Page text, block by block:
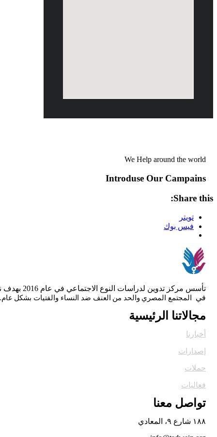
We Help around the world
Introduse Our Campains
Share this:
تويتر
فيس بوك
تأسس
في
المجتمع المصري والحد من العنف ضد النساء والفتيات بشكل عام.
مجالاتنا الرئيسية
أخبارنا
إصدارات
حملات
فعاليات
تواصل معنا
١٨٨ شارع ٩، المعادي